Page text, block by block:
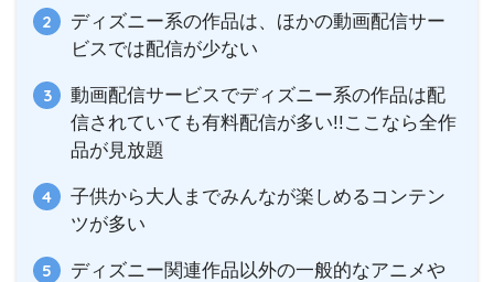
ディズニー系の作品は、ほかの動画配信サー
ビスでは配信が少ない
動画配信サービスでディズニー系の作品は配
信されていても有料配信が多い!!ここなら全作
品が見放題
子供から大人までみんなが楽しめるコンテン
ツが多い
ディズニー関連作品以外の一般的なアニメや